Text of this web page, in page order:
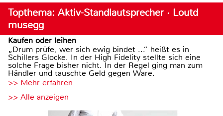
Topthema: Aktiv-Standlautsprecher · Loutd
musegg
Kaufen oder leihen
„Drum prüfe, wer sich ewig bindet ...“ heißt es in
Schillers Glocke. In der High Fidelity stellte sich eine
solche Frage bisher nicht. In der Regel ging man zum
Händler und tauschte Geld gegen Ware.
>> Mehr erfahren
>> Alle anzeigen